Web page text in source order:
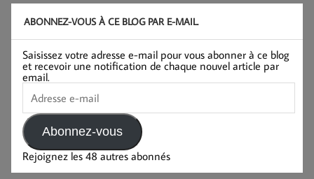
ABONNEZ-VOUS À CE BLOG PAR E-MAIL.
Saisissez votre adresse e-mail pour vous abonner à ce blog
et recevoir une notification de chaque nouvel article par
email.
Adresse
e-
mail
Abonnez-vous
Rejoignez les 48 autres abonnés